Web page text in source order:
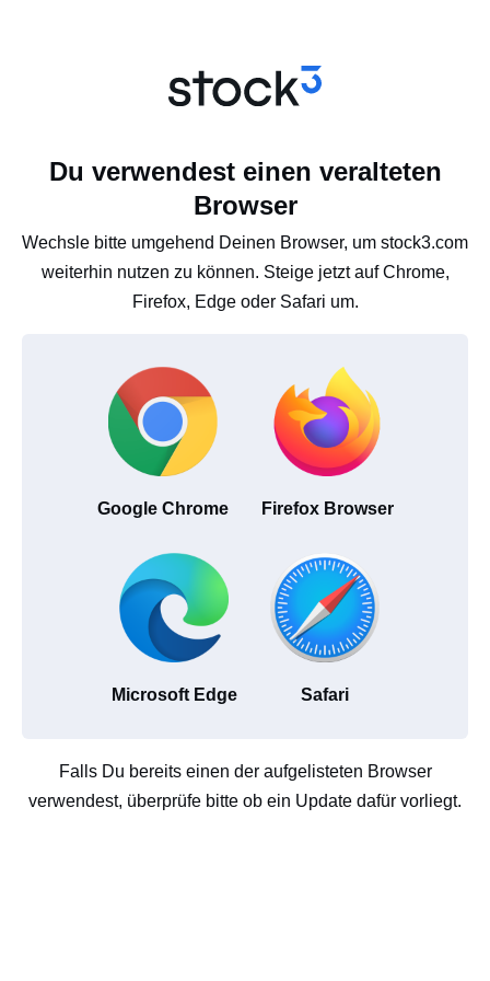
Du verwendest einen veralteten
Browser
Wechsle bitte umgehend Deinen Browser, um stock3.com
weiterhin nutzen zu können. Steige jetzt auf Chrome,
Firefox, Edge oder Safari um.
Google Chrome Firefox Browser
Microsoft Edge Safari
Falls Du bereits einen der aufgelisteten Browser
verwendest, überprüfe bitte ob ein Update dafür vorliegt.